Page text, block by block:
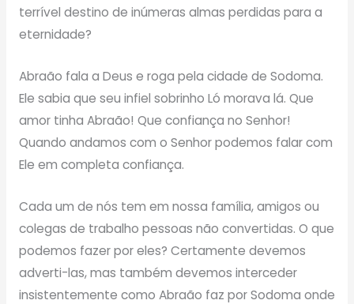
terrível destino de inúmeras almas perdidas para a
eternidade?
Abraão fala a Deus e roga pela cidade de Sodoma.
Ele sabia que seu infiel sobrinho Ló morava lá. Que
amor tinha Abraão! Que confiança no Senhor!
Quando andamos com o Senhor podemos falar com
Ele em completa confiança.
Cada um de nós tem em nossa família, amigos ou
colegas de trabalho pessoas não convertidas. O que
podemos fazer por eles? Certamente devemos
adverti-las, mas também devemos interceder
insistentemente como Abraão faz por Sodoma onde